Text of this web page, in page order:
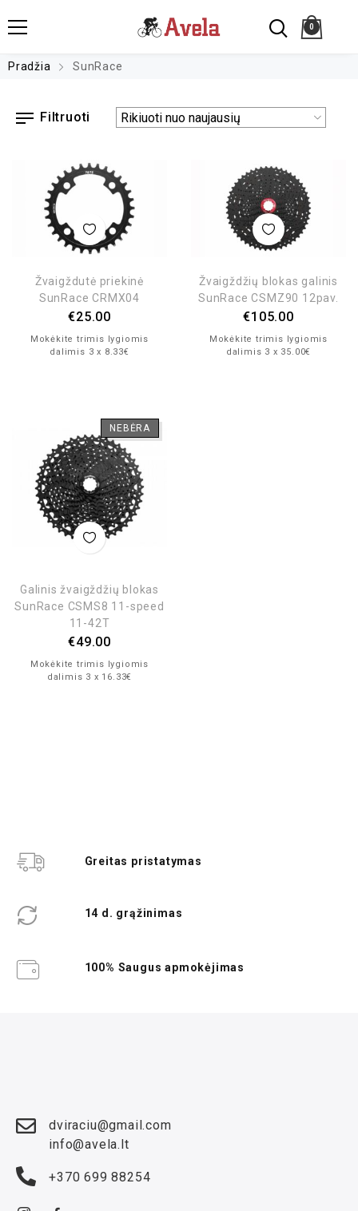
0
Pradžia SunRace
Filtruoti
Žvaigždutė priekinė
SunRace CRMX04
€25.00
Mokėkite trimis lygiomis
dalimis 3 x 8.33€
Žvaigždžių blokas galinis
SunRace CSMZ90 12pav.
€105.00
Mokėkite trimis lygiomis
dalimis 3 x 35.00€
NEBĖRA
Galinis žvaigždžių blokas
SunRace CSMS8 11-speed
11-42T
€49.00
Mokėkite trimis lygiomis
dalimis 3 x 16.33€
Greitas pristatymas
14 d. grąžinimas
100% Saugus apmokėjimas
dviraciu@gmail.com
info@avela.lt
+370 699 88254